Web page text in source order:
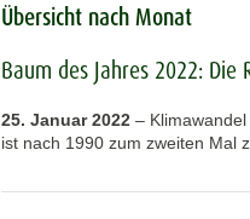
Übersicht nach Monat
Baum des Jahres 2022: Die
25. Januar 2022 –
ist nach 1990 zum zweiten Mal